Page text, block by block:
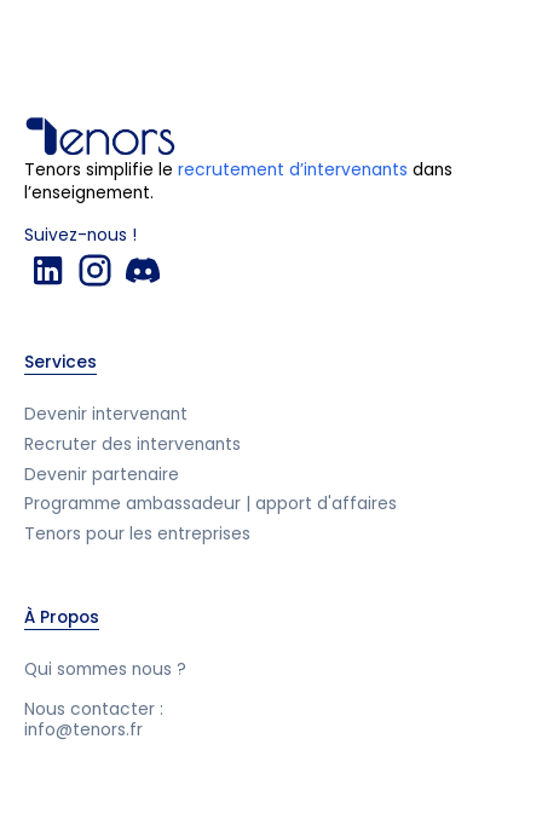
Tenors simplifie le recrutement d’intervenants dans
l’enseignement.
Suivez-nous !
Services
Devenir intervenant
Recruter des intervenants
Devenir partenaire
Programme ambassadeur | apport d'affaires
Tenors pour les entreprises
À Propos
Qui sommes nous ?
Nous contacter :
info@tenors.fr